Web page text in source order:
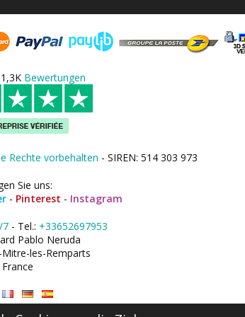
Bewertungen
Rechte vorbehalten - SIREN: 514 303 973
Sie uns:
- Pinterest - Instagram
7- Tel.: +33652697953
Pablo Neruda
les-Remparts
France